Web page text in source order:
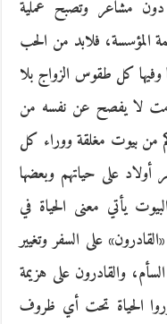
دون مشاعر وتصبح عملية
المؤسسة، فلابد من الحب
وفيها كل طقوس الزواج بلا
لا يفصح عن نفسه من
من بيوت مغلقة ووراء كل
على حياتهم وبعضها
يأتي معنى الحياة في
على السفر وتغيير
والقادرون على هزيمة
الحياة تحت أي ظروف